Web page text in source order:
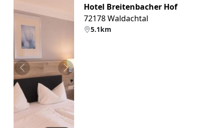
Zurück Weiter
Hotel Breitenbacher Hof
72178 Waldachtal
5.1km